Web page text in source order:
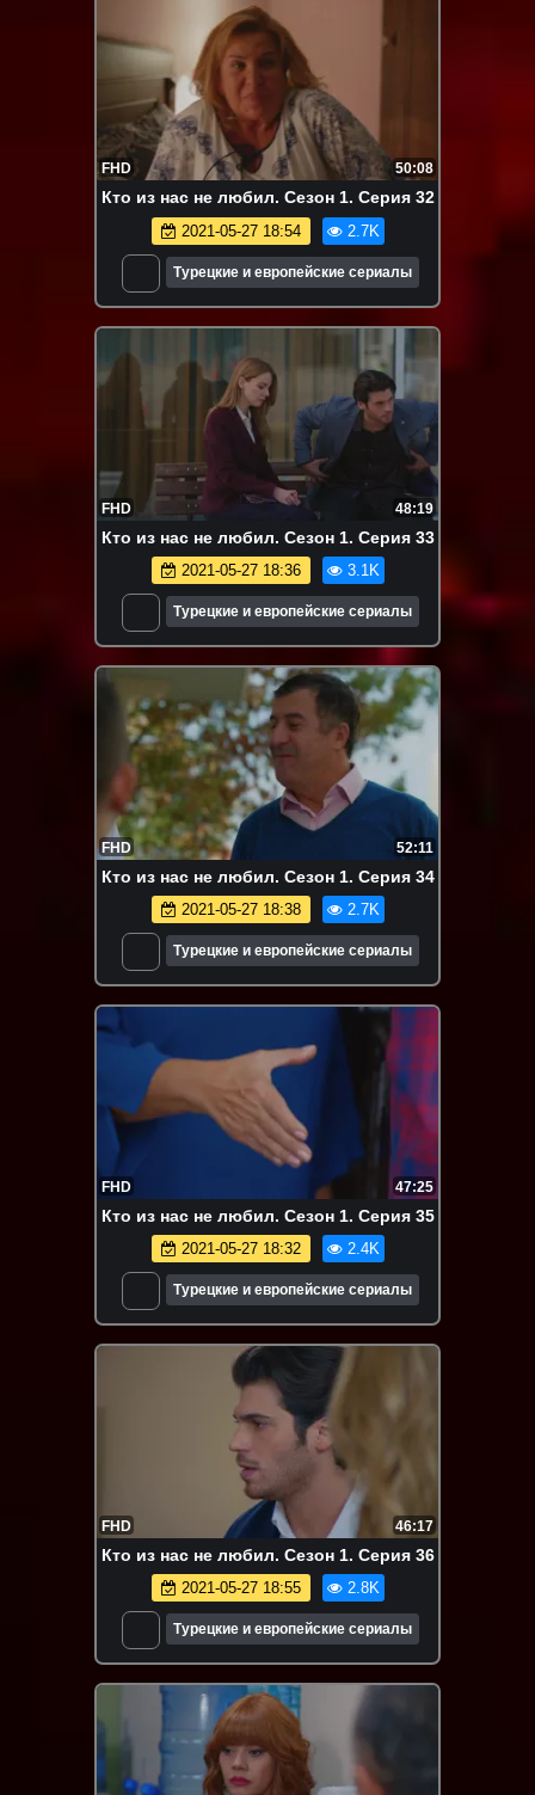
FHD 50:08
Кто из нас не любил. Сезон 1. Серия 32
2021-05-27 18:54 2.7K
Турецкие и европейские сериалы
FHD 48:19
Кто из нас не любил. Сезон 1. Серия 33
2021-05-27 18:36 3.1K
Турецкие и европейские сериалы
FHD 52:11
Кто из нас не любил. Сезон 1. Серия 34
2021-05-27 18:38 2.7K
Турецкие и европейские сериалы
FHD 47:25
Кто из нас не любил. Сезон 1. Серия 35
2021-05-27 18:32 2.4K
Турецкие и европейские сериалы
FHD 46:17
Кто из нас не любил. Сезон 1. Серия 36
2021-05-27 18:55 2.8K
Турецкие и европейские сериалы